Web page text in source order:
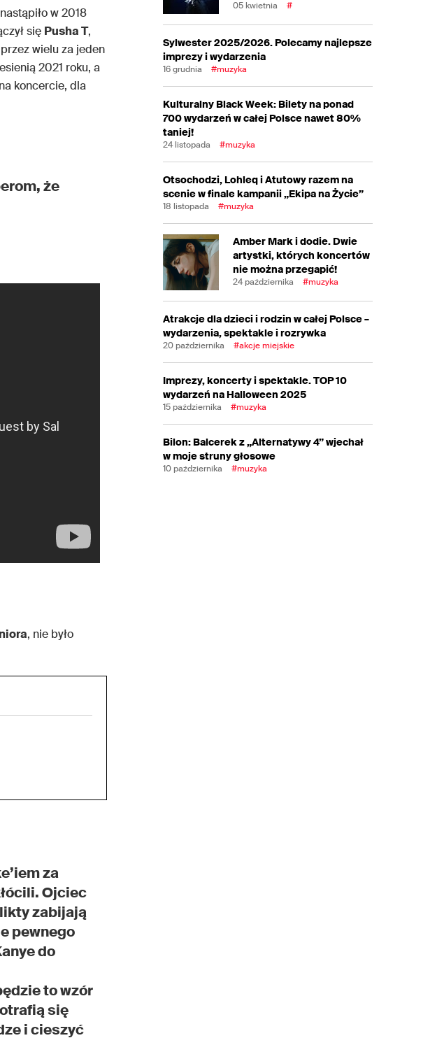
w 2018
się Pusha T,
wielu za jeden
2021 roku, a
koncercie, dla
że
, nie było
za
Ojciec
zabijają
pewnego
do
to wzór
się
i cieszyć
05 kwietnia #
Sylwester 2025/2026. Polecamy najlepsze
imprezy i wydarzenia
16 grudnia #muzyka
Kulturalny Black Week: Bilety na ponad
700 wydarzeń w całej Polsce nawet 80%
taniej!
24 listopada #muzyka
Otsochodzi, Lohleq i Atutowy razem na
scenie w finale kampanii „Ekipa na Życie”
18 listopada #muzyka
Amber Mark i dodie. Dwie
artystki, których koncertów
nie można przegapić!
24 października #muzyka
Atrakcje dla dzieci i rodzin w całej Polsce –
wydarzenia, spektakle i rozrywka
20 października #akcje miejskie
Imprezy, koncerty i spektakle. TOP 10
wydarzeń na Halloween 2025
15 października #muzyka
Bilon: Balcerek z „Alternatywy 4” wjechał
w moje struny głosowe
10 października #muzyka